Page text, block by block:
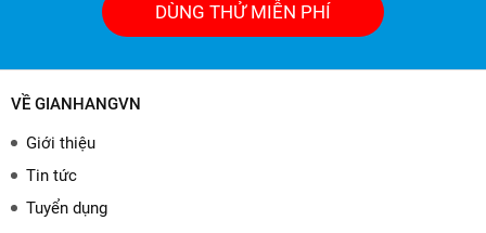
DÙNG THỬ MIỄN PHÍ
VỀ GIANHANGVN
Giới thiệu
Tin tức
Tuyển dụng